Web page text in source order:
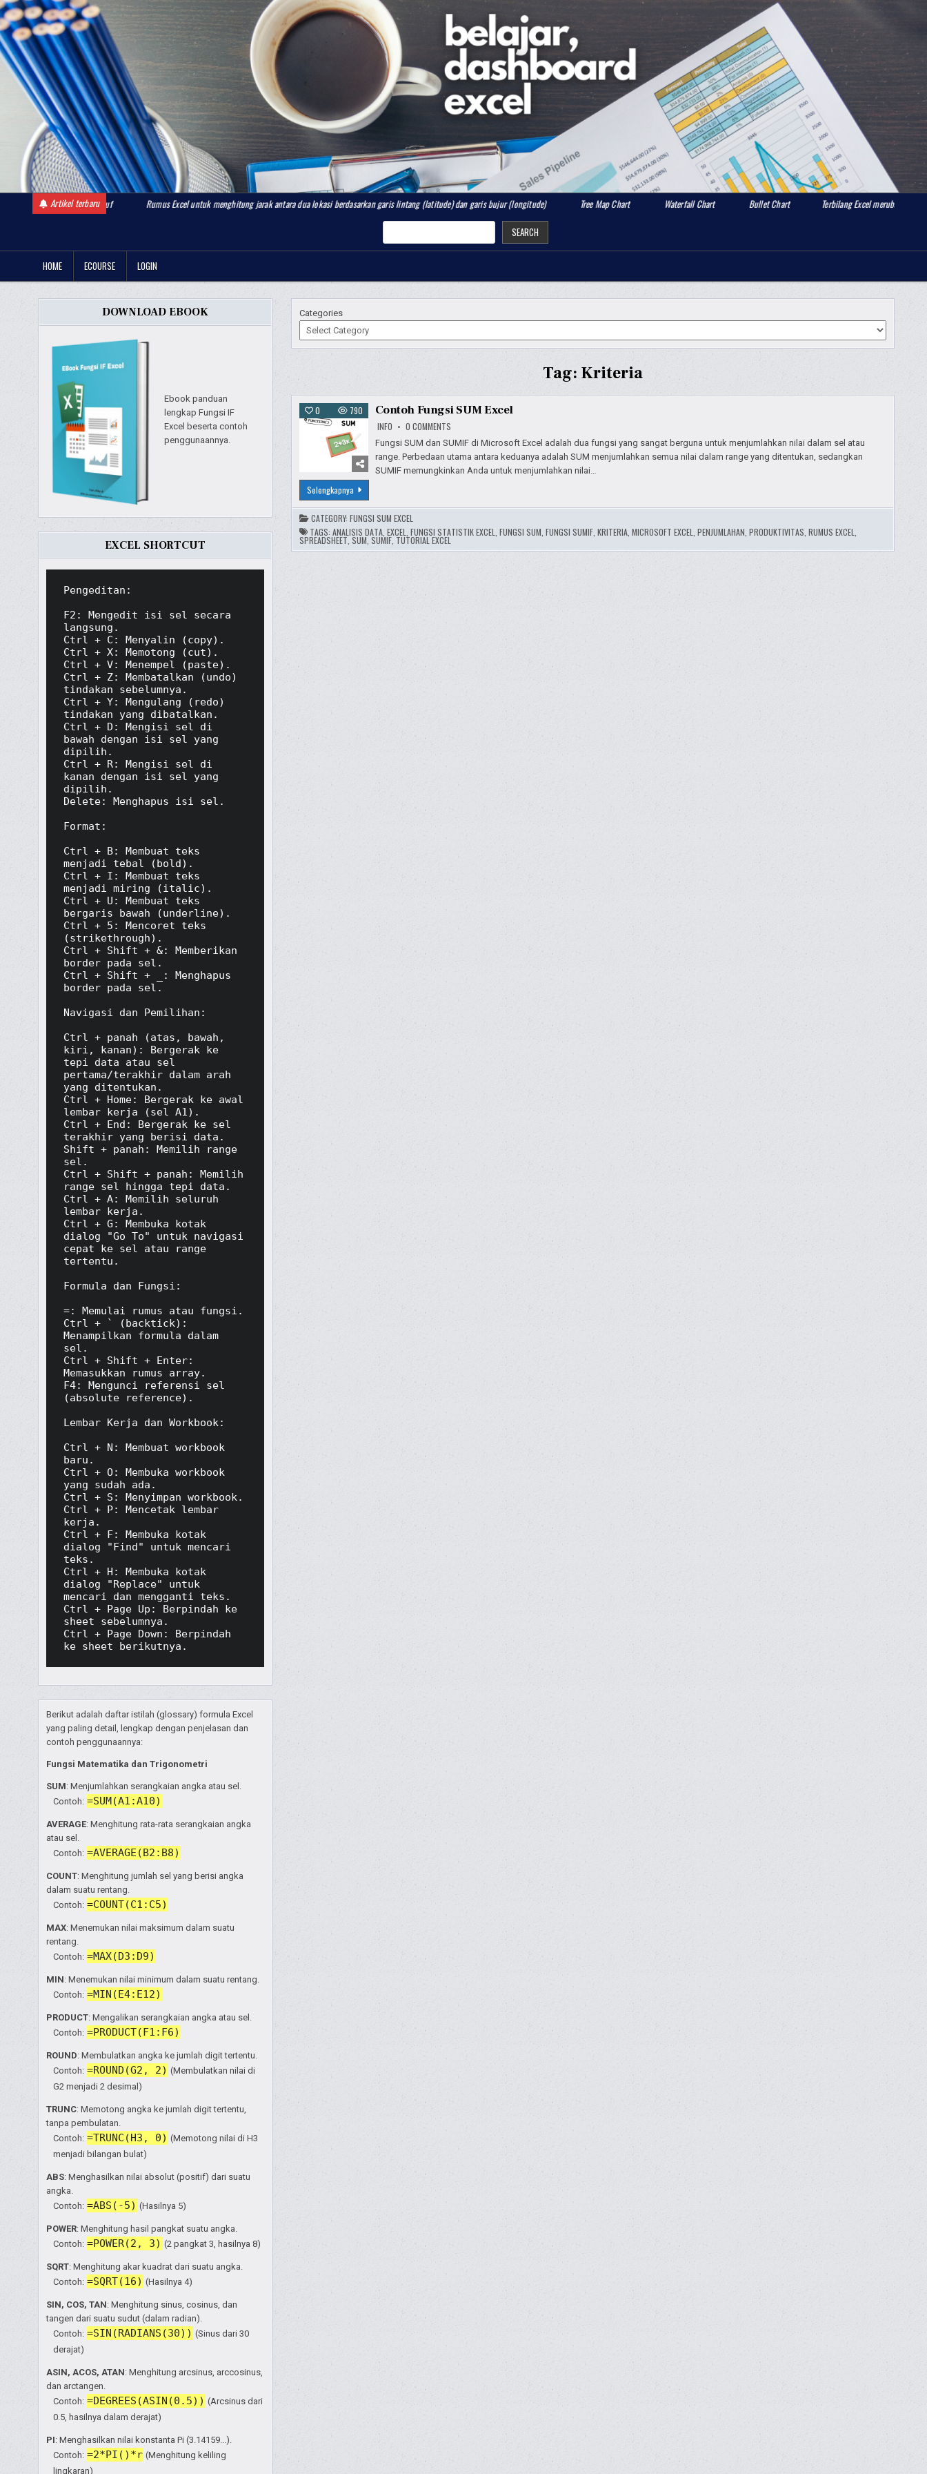
Skip
to
content
Artikel terbaru
menjadi huruf Rumus Excel untuk menghitung jarak antara dua lokasi berdasarkan garis lintang (latitude) dan garis bujur (longitude) Tree Map Chart Waterfall Chart Bullet Chart Terbilang Excel merubah angka menjadi huruf
SEARCH
HOME ECOURSE LOGIN
Categories
Tag: Kriteria
0 790 Contoh Fungsi SUM Excel
INFO 0 COMMENTSON
CONTOH
FUNGSI
EXCEL
Fungsi SUM dan SUMIF di Microsoft Excel adalah dua fungsi yang sangat berguna untuk menjumlahkan nilai dalam sel atau
range. Perbedaan utama antara keduanya adalah SUM menjumlahkan semua nilai dalam range yang ditentukan, sedangkan
SUMIF memungkinkan Anda untuk menjumlahkan nilai…
SelengkapnyaContoh
Fungsi
SUM
Excel
CATEGORY: FUNGSI SUM EXCEL
TAGS: ANALISIS DATA, EXCEL FUNGSI STATISTIK EXCEL FUNGSI SUM FUNGSI SUMIF, KRITERIA, MICROSOFT EXCEL PENJUMLAHAN PRODUKTIVITAS RUMUS EXCEL
SPREADSHEET SUM SUMIF, TUTORIAL EXCEL
DOWNLOAD EBOOK
Ebook panduan
lengkap Fungsi IF
Excel beserta contoh
penggunaannya.
EXCEL SHORTCUT
Pengeditan:
F2: Mengedit isi sel secara
langsung.
Ctrl + C: Menyalin (copy).
Ctrl + X: Memotong (cut).
Ctrl + V: Menempel (paste).
Ctrl + Z: Membatalkan (undo)
tindakan sebelumnya.
Ctrl + Y: Mengulang (redo)
tindakan yang dibatalkan.
Ctrl + D: Mengisi sel di
bawah dengan isi sel yang
dipilih.
Ctrl + R: Mengisi sel di
kanan dengan isi sel yang
dipilih.
Delete: Menghapus isi sel.
Format:
Ctrl + B: Membuat teks
menjadi tebal (bold).
Ctrl + I: Membuat teks
menjadi miring (italic).
Ctrl + U: Membuat teks
bergaris bawah (underline).
Ctrl + 5: Mencoret teks
(strikethrough).
Ctrl + Shift + &: Memberikan
border pada sel.
Ctrl + Shift + _: Menghapus
border pada sel.
Navigasi dan Pemilihan:
Ctrl + panah (atas, bawah,
kiri, kanan): Bergerak ke
tepi data atau sel
pertama/terakhir dalam arah
yang ditentukan.
Ctrl + Home: Bergerak ke awal
lembar kerja (sel A1).
Ctrl + End: Bergerak ke sel
terakhir yang berisi data.
Shift + panah: Memilih range
sel.
Ctrl + Shift + panah: Memilih
range sel hingga tepi data.
Ctrl + A: Memilih seluruh
lembar kerja.
Ctrl + G: Membuka kotak
dialog "Go To" untuk navigasi
cepat ke sel atau range
tertentu.
Formula dan Fungsi:
=: Memulai rumus atau fungsi.
Ctrl + ` (backtick):
Menampilkan formula dalam
sel.
Ctrl + Shift + Enter:
Memasukkan rumus array.
F4: Mengunci referensi sel
(absolute reference).
Lembar Kerja dan Workbook:
Ctrl + N: Membuat workbook
baru.
Ctrl + O: Membuka workbook
yang sudah ada.
Ctrl + S: Menyimpan workbook.
Ctrl + P: Mencetak lembar
kerja.
Ctrl + F: Membuka kotak
dialog "Find" untuk mencari
teks.
Ctrl + H: Membuka kotak
dialog "Replace" untuk
mencari dan mengganti teks.
Ctrl + Page Up: Berpindah ke
sheet sebelumnya.
Ctrl + Page Down: Berpindah
ke sheet berikutnya.
Berikut adalah daftar istilah (glossary) formula Excel
yang paling detail, lengkap dengan penjelasan dan
contoh penggunaannya:
Fungsi Matematika dan Trigonometri
SUM: Menjumlahkan serangkaian angka atau sel.
Contoh: =SUM(A1:A10)
AVERAGE: Menghitung rata-rata serangkaian angka
atau sel.
Contoh: =AVERAGE(B2:B8)
COUNT: Menghitung jumlah sel yang berisi angka
dalam suatu rentang.
Contoh: =COUNT(C1:C5)
MAX: Menemukan nilai maksimum dalam suatu
rentang.
Contoh: =MAX(D3:D9)
MIN: Menemukan nilai minimum dalam suatu rentang.
Contoh: =MIN(E4:E12)
PRODUCT: Mengalikan serangkaian angka atau sel.
Contoh: =PRODUCT(F1:F6)
ROUND: Membulatkan angka ke jumlah digit tertentu.
Contoh: =ROUND(G2, 2) (Membulatkan nilai di
G2 menjadi 2 desimal)
TRUNC: Memotong angka ke jumlah digit tertentu,
tanpa pembulatan.
Contoh: =TRUNC(H3, 0) (Memotong nilai di H3
menjadi bilangan bulat)
ABS: Menghasilkan nilai absolut (positif) dari suatu
angka.
Contoh: =ABS(-5) (Hasilnya 5)
POWER: Menghitung hasil pangkat suatu angka.
Contoh: =POWER(2, 3) (2 pangkat 3, hasilnya 8)
SQRT: Menghitung akar kuadrat dari suatu angka.
Contoh: =SQRT(16) (Hasilnya 4)
SIN, COS, TAN: Menghitung sinus, cosinus, dan
tangen dari suatu sudut (dalam radian).
Contoh: =SIN(RADIANS(30)) (Sinus dari 30
derajat)
ASIN, ACOS, ATAN: Menghitung arcsinus, arccosinus,
dan arctangen.
Contoh: =DEGREES(ASIN(0.5)) (Arcsinus dari
0.5, hasilnya dalam derajat)
PI: Menghasilkan nilai konstanta Pi (3.14159...).
Contoh: =2*PI()*r (Menghitung keliling
lingkaran)